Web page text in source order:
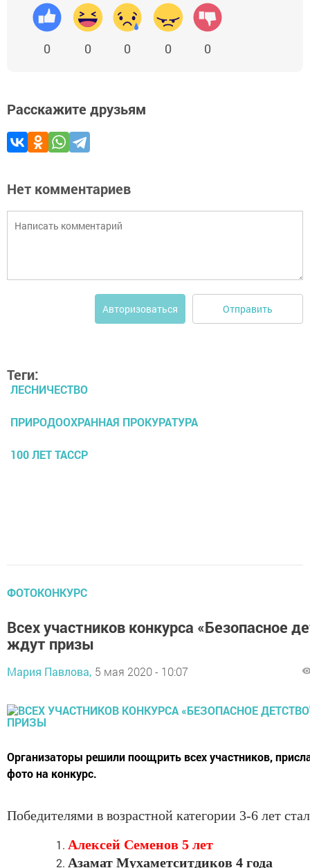
0 0 0 0 0
Расскажите друзьям
Нет комментариев
Авторизоваться Отправить
Теги:
ЛЕСНИЧЕСТВО
ПРИРОДООХРАННАЯ ПРОКУРАТУРА
100 ЛЕТ ТАССР
ФОТОКОНКУРС
Всех участников конкурса «Безопасное
ждут призы
Мария Павлова, 5 мая 2020 - 10:07
​​​​​​​Организаторы решили поощрить всех участников,
фото на конкурс.
Победителями в возрастной категории 3-6 лет
Алексей Семенов 5 лет
Азамат Мухаметситдиков 4 года